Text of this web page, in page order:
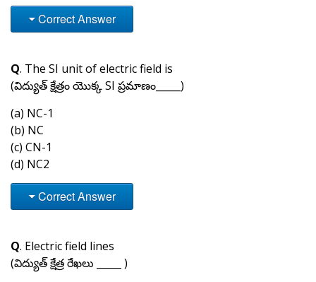
Correct Answer
Q. The SI unit of electric field is
(విద్యుత్ క్షేత్రం యొక్క SI ప్రమాణం_____)
(a) NC-1
(b) NC
(c) CN-1
(d) NC2
Correct Answer
Q. Electric field lines
(విద్యుత్ క్షేత్ర రేఖలు _____ )